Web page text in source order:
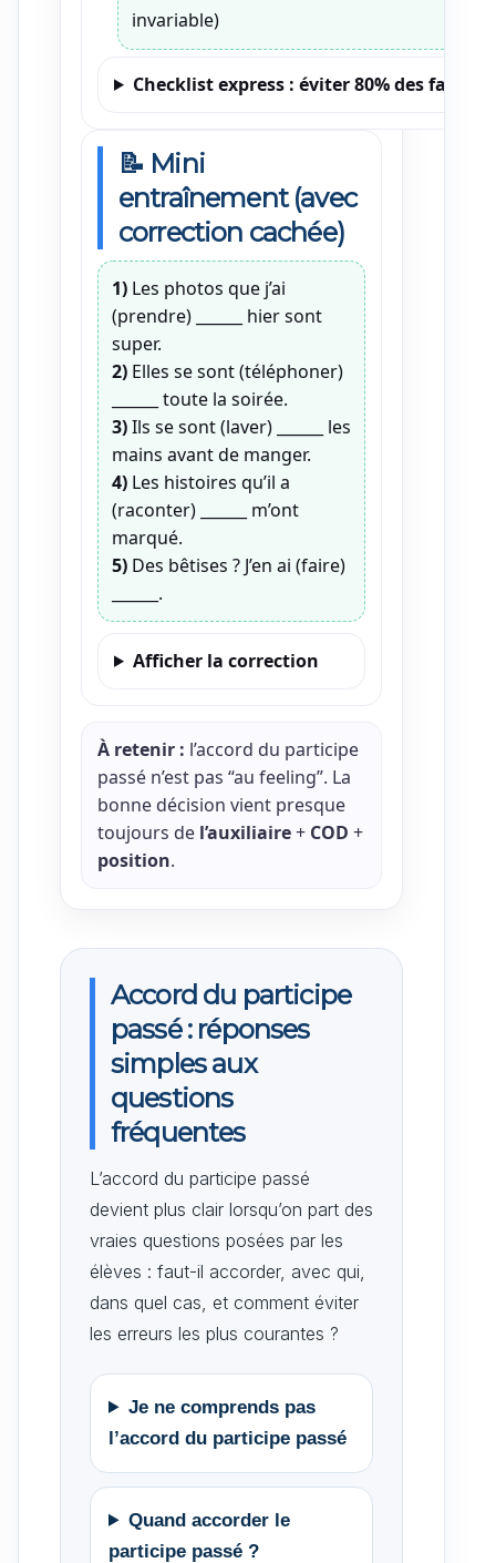
invariable)
Checklist express : éviter 80% des fautes
📝 Mini
entraînement (avec
correction cachée)
1) Les photos que j’ai
(prendre) ______ hier sont
super.
2) Elles se sont (téléphoner)
______ toute la soirée.
3)Ils se sont (laver) ______ les
mains avant de manger.
4) Les histoires qu’il a
(raconter) ______ m’ont
marqué.
5) Des bêtises ? J’en ai (faire)
______.
Afficher la correction
À retenir : l’accord du participe
passé n’est pas “au feeling”. La
bonne décision vient presque
toujours de l’auxiliaire+ COD +
position.
Accord du participe
passé : réponses
simples aux
questions
fréquentes
L’accord du participe passé
devient plus clair lorsqu’on part des
vraies questions posées par les
élèves : faut-il accorder, avec qui,
dans quel cas, et comment éviter
les erreurs les plus courantes ?
Je ne comprends pas
l’accord du participe passé
Quand accorder le
participe passé ?